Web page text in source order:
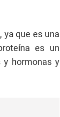
ya que es una
es un
y hormonas y